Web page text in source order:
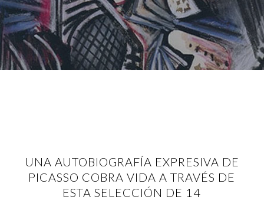
UNA AUTOBIOGRAFÍA EXPRESIVA DE
PICASSO COBRA VIDA A TRAVÉS DE
ESTA SELECCIÓN DE 14